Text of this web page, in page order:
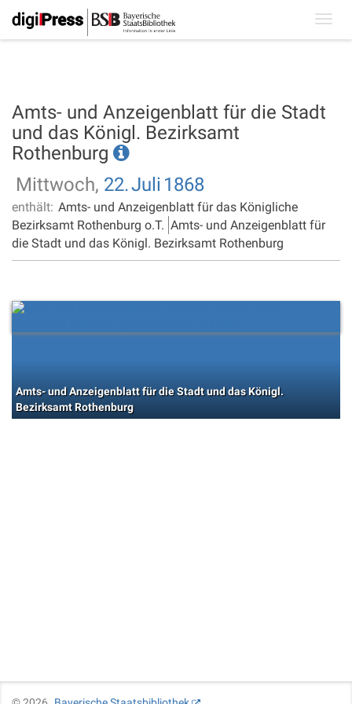
Amts- und Anzeigenblatt für die Stadt
und das Königl. Bezirksamt
Rothenburg
Mittwoch, 22.Juli 1868
enthält: Amts- und Anzeigenblatt für das Königliche
Bezirksamt Rothenburg o.T. Amts- und Anzeigenblatt für
die Stadt und das Königl. Bezirksamt Rothenburg
Amts- und Anzeigenblatt für die Stadt und das Königl.
Bezirksamt Rothenburg